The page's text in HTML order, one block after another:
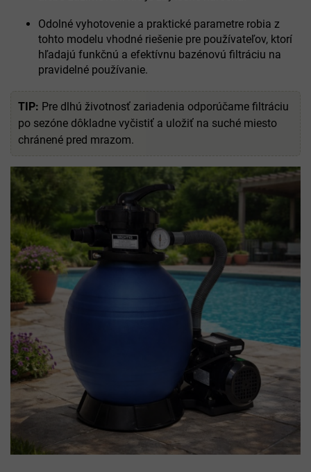
Odolné vyhotovenie a praktické parametre robia z
tohto modelu vhodné riešenie pre používateľov, ktorí
hľadajú funkčnú a efektívnu bazénovú filtráciu na
pravidelné používanie.
TIP: Pre dlhú životnosť zariadenia odporúčame filtráciu
po sezóne dôkladne vyčistiť a uložiť na suché miesto
chránené pred mrazom.